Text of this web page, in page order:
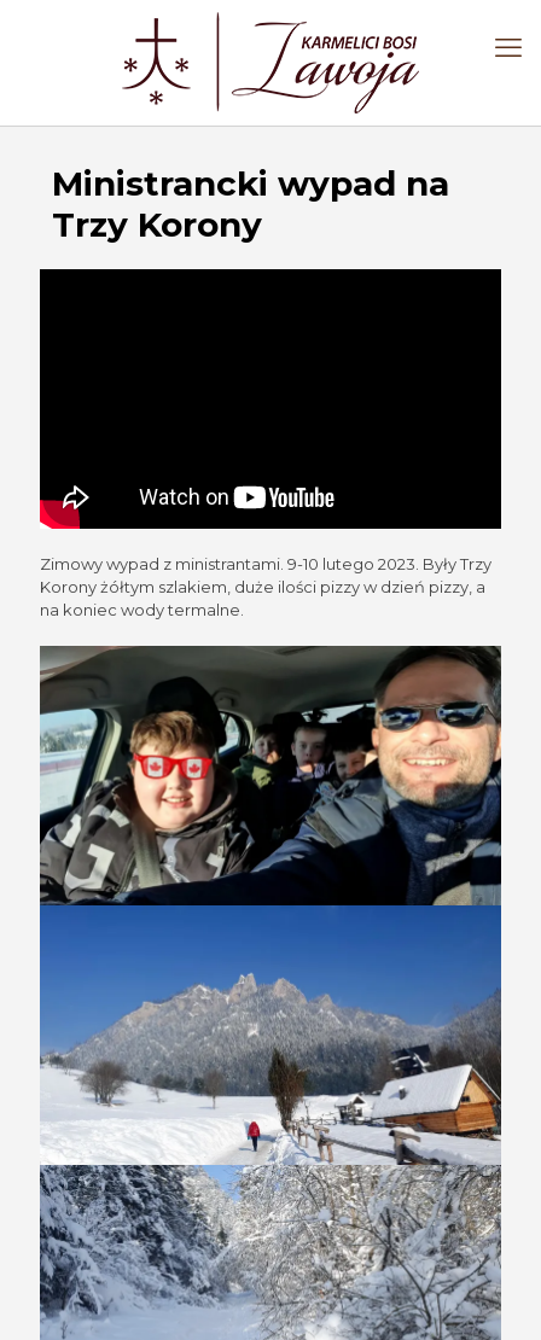
Ministrancki wypad na
Trzy Korony
Zimowy wypad z ministrantami. 9-10 lutego 2023. Były Trzy
Korony żółtym szlakiem, duże ilości pizzy w dzień pizzy, a
na koniec wody termalne.